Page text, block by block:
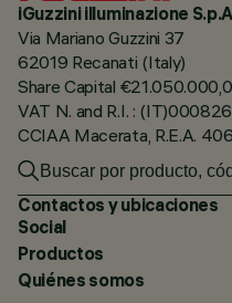
iGuzzini illuminazione S.p.A
Via Mariano Guzzini 37
62019 Recanati (Italy)
Share Capital
VAT N. and R.I. :
CCIAA Macerata, R.E.A.
Contactos y ubicaciones
Social
Productos
Quiénes somos